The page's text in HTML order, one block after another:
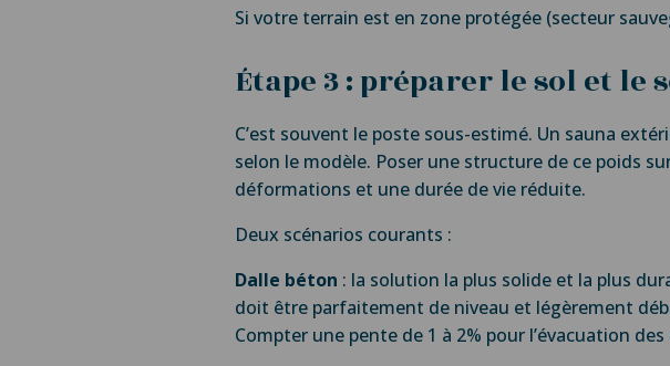
Si votre terrain est en zone protégée (secteur
Étape 3 : préparer le sol et le
C’est souvent le poste sous-estimé. Un sauna
selon le modèle. Poser une structure de ce poids
déformations et une durée de vie réduite.
Deux scénarios courants :
Dalle béton : la solution la plus solide et la plus
doit être parfaitement de niveau et légèrement
Compter une pente de 1 à 2% pour l’évacuation